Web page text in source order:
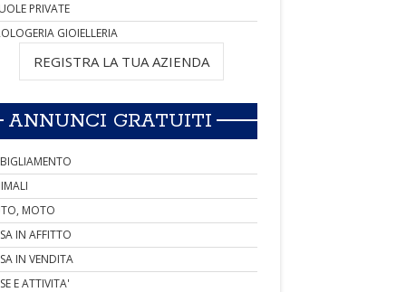
PRIVATE
GIOIELLERIA
REGISTRA LA TUA AZIENDA
ANNUNCI GRATUITI
MOTO
IN AFFITTO
IN VENDITA
E ATTIVITA'